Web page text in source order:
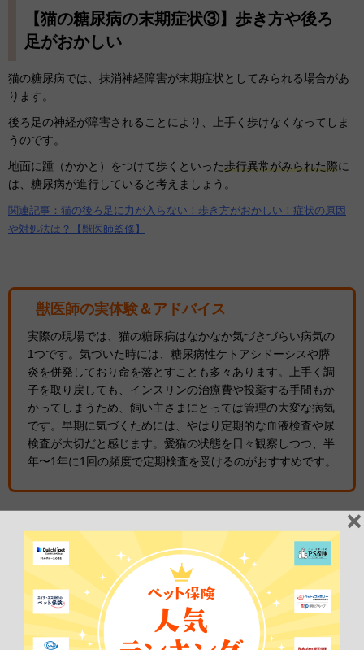
【猫の糖尿病の末期症状③】歩き方や後ろ
足がおかしい
猫の糖尿病では、抹消神経障害が末期症状としてみられる場合があ
ります。
後ろ足の神経が障害されることにより、上手く歩けなくなってしま
うのです。
地面に踵（かかと）をつけて歩くといった歩行異常がみられた際に
は、糖尿病が進行していると考えましょう。
関連記事：猫の後ろ足に力が入らない！歩き方がおかしい！症状の原因
や対処法は？【獣医師監修】
獣医師の実体験＆アドバイス
実際の現場では、猫の糖尿病はなかなか気づきづらい病気の
1つです。気づいた時には、糖尿病性ケトアシドーシスや膵
炎を併発しており命を落とすことも多々あります。上手く調
子を取り戻しても、インスリンの治療費や投薬する手間もか
かってしまうため、飼い主さまにとっては管理の大変な病気
です。早期に気づくためには、やはり定期的な血液検査や尿
検査が大切だと感じます。愛猫の状態を日々観察しつつ、半
年〜1年に1回の頻度で定期検査を受けるのがおすすめです。
「糖尿病性ケトアシドーシス」など合
併症に要注意！
猫の糖尿病にはさまざまな 合併症があります。